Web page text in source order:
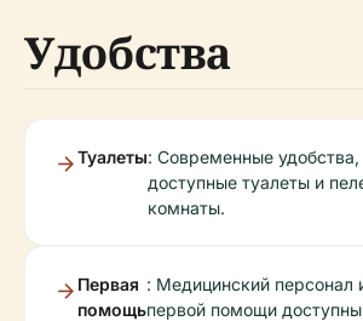
Удобства
Туалеты: Современные
доступные туалеты и
комнаты.
Первая
помощь
: Медицинский персонал
первой помощи